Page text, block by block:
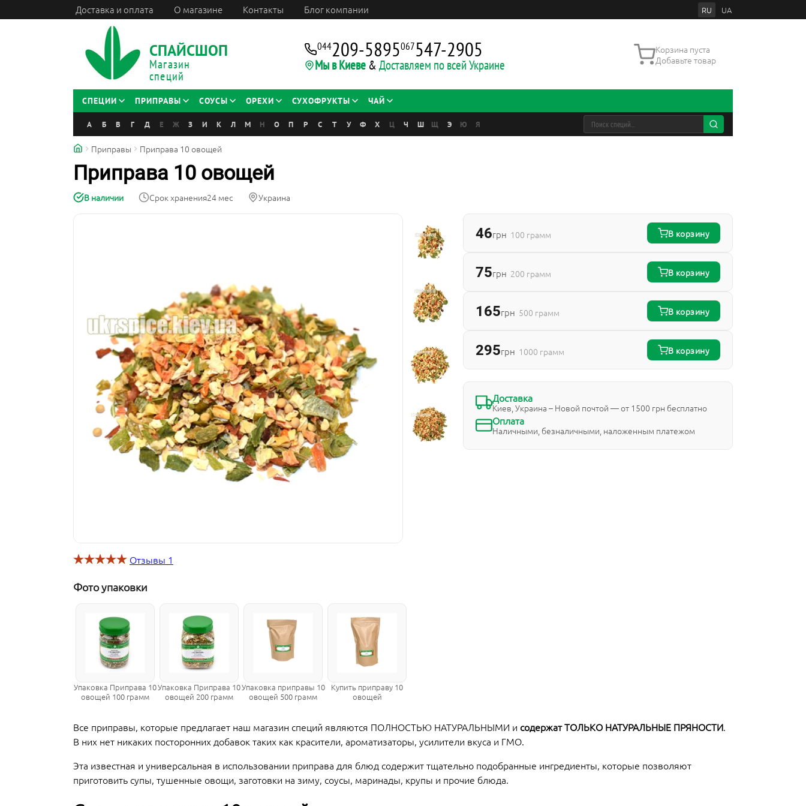
Доставка и оплата О магазине Контакты Блог компании RU UA
СПАЙСШОП
Магазин
специй
044209-5895067547-2905
Мы в Киеве &Доставляем по всей Украине
Корзина пуста
Добавьте товар
СПЕЦИИ ПРИПРАВЫ СОУСЫ ОРЕХИ СУХОФРУКТЫ ЧАЙ
А Б В Г Д Е Ж З И К Л М Н О П Р С Т У Ф Х Ц Ч Ш Щ Э Ю Я
Приправы Приправа 10 овощей
Приправа 10 овощей
В наличии Срок хранения24 мес Украина
46грн 100 грамм В корзину
75грн 200 грамм В корзину
165грн 500 грамм В корзину
295грн 1000 грамм В корзину
Доставка
Киев, Украина – Новой почтой — от 1500 грн бесплатно
Оплата
Наличными, безналичными, наложенным платежом
Отзывы 1
Фото упаковки
Упаковка Приправа 10
овощей 100 грамм
Упаковка Приправа 10
овощей 200 грамм
Упаковка приправы 10
овощей 500 грамм
Купить приправу 10
овощей
Все приправы, которые предлагает наш магазин специй являются ПОЛНОСТЬЮ НАТУРАЛЬНЫМИ и содержат ТОЛЬКО НАТУРАЛЬНЫЕ ПРЯНОСТИ.
В них нет никаких посторонних добавок таких как красители, ароматизаторы, усилители вкуса и ГМО.
Эта известная и универсальная в использовании приправа для блюд содержит тщательно подобранные ингредиенты, которые позволяют
приготовить супы, тушенные овощи, заготовки на зиму, соусы, маринады, крупы и прочие блюда.